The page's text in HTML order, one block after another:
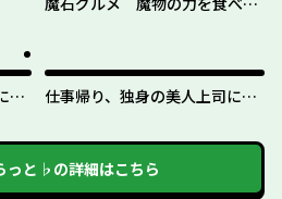
生
仕事帰り、独身の美人上司に頼
っと♭ の詳細はこちら